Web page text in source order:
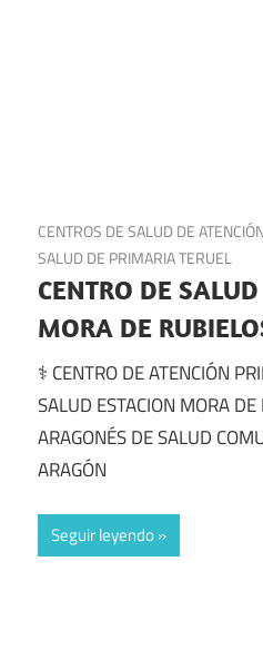
3 de julio de 2025
CENTROS DE SALUD DE
SALUD DE PRIMARIA TERUEL
CENTRO DE
MORA DE
⚕️ CENTRO DE ATENCIÓN
SALUD ESTACION MORA
ARAGONÉS DE SALUD
ARAGÓN
Seguir leyendo